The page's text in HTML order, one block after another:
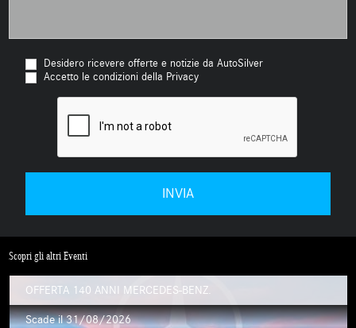
Desidero ricevere offerte e notizie da AutoSilver
Accetto le condizioni della Privacy
Scopri gli altri Eventi
OFFERTA 140 ANNI MERCEDES-BENZ.
Scade il 31/08/2026